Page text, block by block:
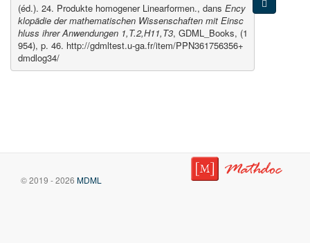
(éd.). 24. Produkte homogener Linearformen., dans Ency
klopädie der mathematischen Wissenschaften mit Einsc
hluss ihrer Anwendungen 1,T.2,H11,T3, GDML_Books, (1
954), p. 46. http://gdmltest.u-ga.fr/item/PPN361756356+
dmdlog34/
© 2019 - 2026 MDML